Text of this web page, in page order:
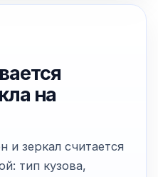
на
и зеркал считается
тип кузова,